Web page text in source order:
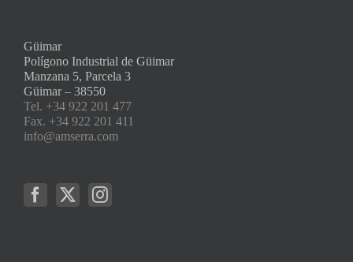
Güimar
Polígono Industrial de Güimar
Manzana 5, Parcela 3
Güimar – 38550
Tel. +34 922 201 477
Fax. +34 922 201 411
info@amserra.com